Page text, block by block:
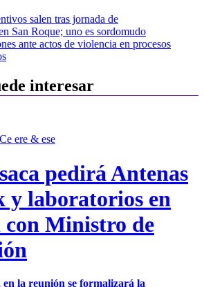
salen tras jornada de
San Roque; uno es sordomudo
ante actos de violencia en procesos
interesar
Ce ere & ese
pedirá Antenas
y laboratorios en
Ministro de
la reunión se formalizará la